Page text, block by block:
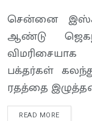
சென்னை
ஆண்டு
பக்தர்கள்
ரதத்தை
READ MORE